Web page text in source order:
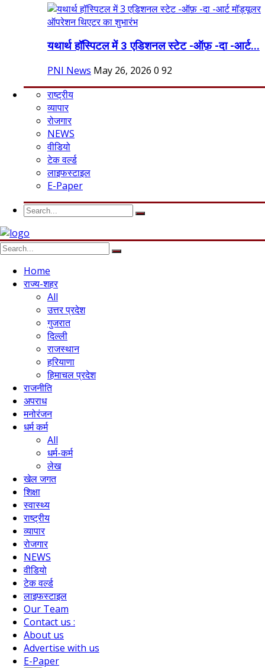
यथार्थ हॉस्पिटल में 3 एडिशनल स्टेट -ऑफ़ -दा -आर्ट...
PNI News May 26, 2026 0 92
राष्ट्रीय
व्यापार
रोजगार
NEWS
वीडियो
टेक वर्ल्ड
लाइफस्टाइल
E-Paper
Home
राज्य-शहर
All
उत्तर प्रदेश
गुजरात
दिल्ली
राजस्थान
हरियाणा
हिमाचल प्रदेश
राजनीति
अपराध
मनोरंजन
धर्म कर्म
All
धर्म-कर्म
लेख
खेल जगत
शिक्षा
स्वास्थ्य
राष्ट्रीय
व्यापार
रोजगार
NEWS
वीडियो
टेक वर्ल्ड
लाइफस्टाइल
Our Team
Contact us :
About us
Advertise with us
E-Paper